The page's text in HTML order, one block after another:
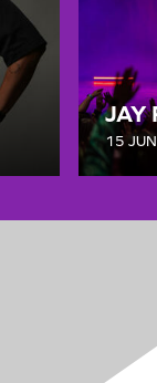
JAY
15